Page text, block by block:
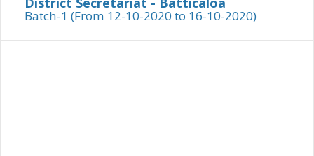
Batch-1 (From 12-10-2020 to 16-10-2020)